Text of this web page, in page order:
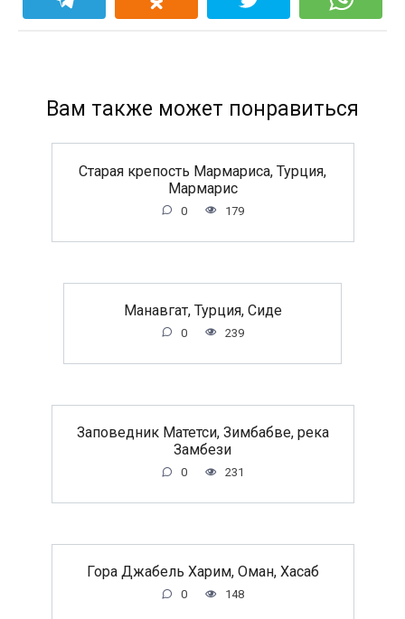
Вам также может понравиться
Старая крепость Мармариса, Турция,
Мармарис
0 179
Манавгат, Турция, Сиде
0 239
Заповедник Матетси, Зимбабве, река
Замбези
0 231
Гора Джабель Харим, Оман, Хасаб
0 148